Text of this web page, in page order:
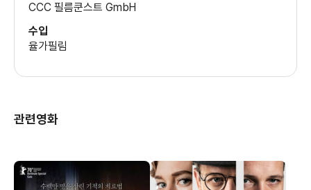
CCC 필름쿤스트 GmbH
수입
율가필림
관련영화